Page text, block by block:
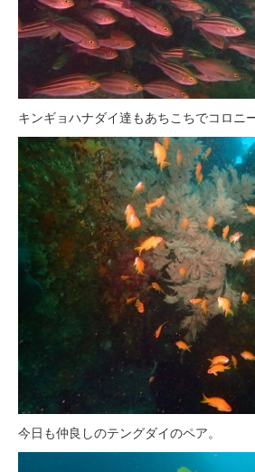
キンギョハナダイ達もあちこちでコロニ
今日も仲良しのテングダイのペア。